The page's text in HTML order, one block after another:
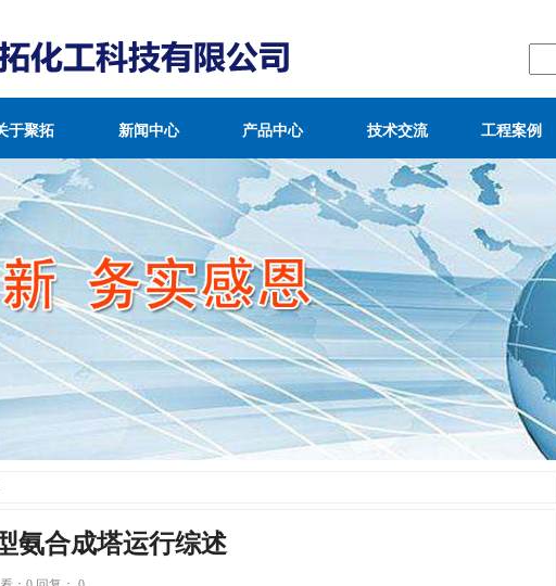
于聚拓
企业介绍
资质荣誉
企业文化
新闻中心
公司新闻
行业新闻
产品中心
高中低压氨合
成类
低压联醇串深
度净化技术
甲醇驰放气联
产合成氨技术
技术交流
技术论文
项目鉴定
工程案例
工业应用报
业绩表
氨合成塔运行综述